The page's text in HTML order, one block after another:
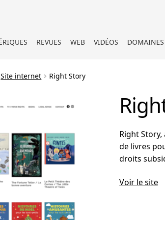
REVUES WEB VIDÉOS DOMAINES
Site internet Right Story
Right
de livres
droits
Voir le site